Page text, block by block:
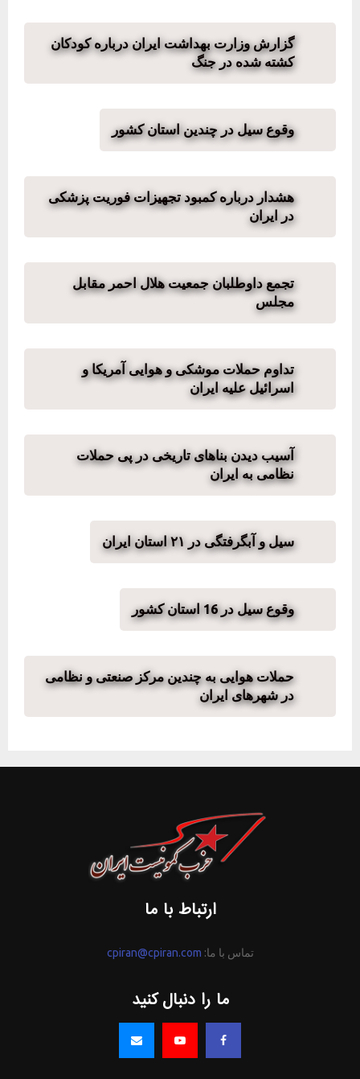
گزارش وزارت بهداشت ایران درباره کودکان
کشته شده در جنگ
وقوع سیل در چندین استان کشور
هشدار درباره کمبود تجهیزات فوریت پزشکی
در ایران
تجمع داوطلبان جمعیت هلال احمر مقابل
مجلس
تداوم حملات موشکی و هوایی آمریکا و
اسرائیل علیه ایران
آسیب دیدن بناهای تاریخی در پی حملات
نظامی به ایران
سیل و آبگرفتگی در ۲۱ استان ایران
وقوع سیل در 16 استان کشور
حملات هوایی به چندین مرکز صنعتی و نظامی
در شهرهای ایران
ارتباط با ما
تماس با ما: cpiran@cpiran.com
ما را دنبال کنید